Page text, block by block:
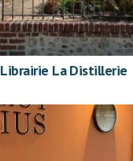
Librairie La Distillerie